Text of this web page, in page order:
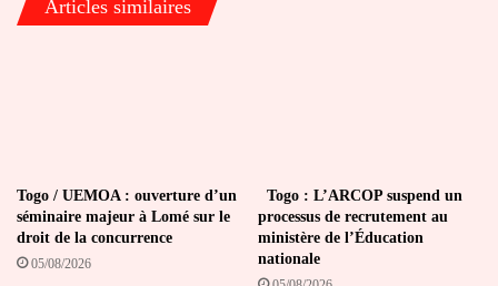
Articles similaires
Togo / UEMOA : ouverture d’un
séminaire majeur à Lomé sur le
droit de la concurrence
05/08/2026
Togo : L’ARCOP suspend un
processus de recrutement au
ministère de l’Éducation
nationale